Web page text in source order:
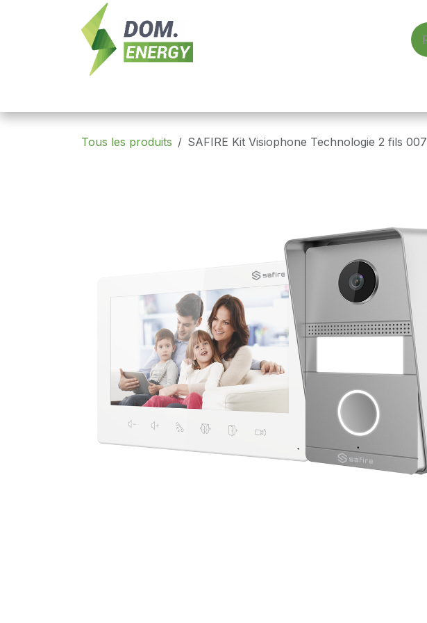
Se rendre au contenu
Tous les produits SAFIRE Kit Visiophone Technologie 2 fils 007